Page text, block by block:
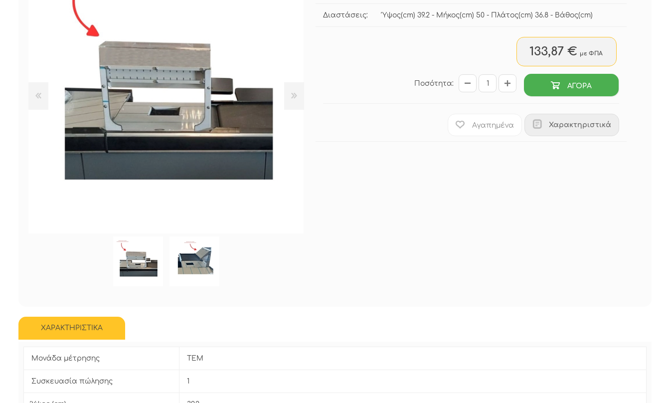
Διαστάσεις: Ύψος(cm) 39.2 - Μήκος(cm) 50 - Πλάτος(cm) 36.8 - Βάθος(cm)
133,87 € με ΦΠΑ
Ποσότητα: ΑΓΟΡΑ
Αγαπημένα Χαρακτηριστικά
ΧΑΡΑΚΤΗΡΙΣΤΙΚΑ
Μονάδα μέτρησης ΤΕΜ
Συσκευασία πώλησης 1